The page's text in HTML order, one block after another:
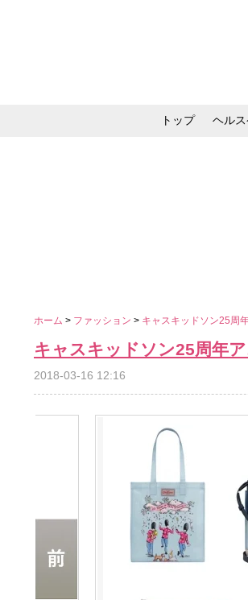
トップ ヘル
ホーム > ファッション > キャスキッドソン25周
キャスキッドソン25周年
2018-03-16 12:16